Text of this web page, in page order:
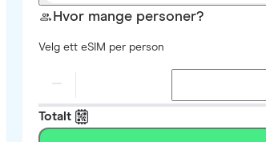
Hvor mange personer?
Velg ett eSIM per person
Totalt